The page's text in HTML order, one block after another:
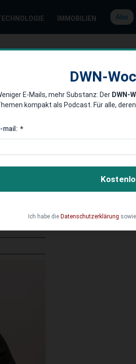
IMMOBILIEN Abo
4,2 Mio. Euro
wird die
Millionenbeträge
Anspruch haben.
DWN-
E-Mails, mehr Substanz: Der DWN-
kompakt als Podcast. Für alle,
mail: *
Ich habe die Datenschutzerklärung